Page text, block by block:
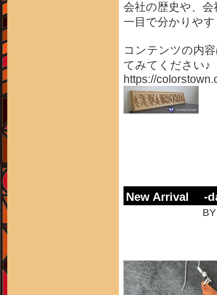
会社の歴史や、
一目で分かりや
コンテンツの内
てみてください♪
https://
New Arrival -